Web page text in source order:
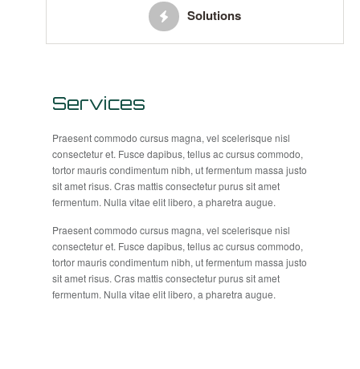
Solutions
Services
Praesent commodo cursus magna, vel scelerisque nisl
consectetur et. Fusce dapibus, tellus ac cursus commodo,
tortor mauris condimentum nibh, ut fermentum massa justo
sit amet risus. Cras mattis consectetur purus sit amet
fermentum. Nulla vitae elit libero, a pharetra augue.
Praesent commodo cursus magna, vel scelerisque nisl
consectetur et. Fusce dapibus, tellus ac cursus commodo,
tortor mauris condimentum nibh, ut fermentum massa justo
sit amet risus. Cras mattis consectetur purus sit amet
fermentum. Nulla vitae elit libero, a pharetra augue.